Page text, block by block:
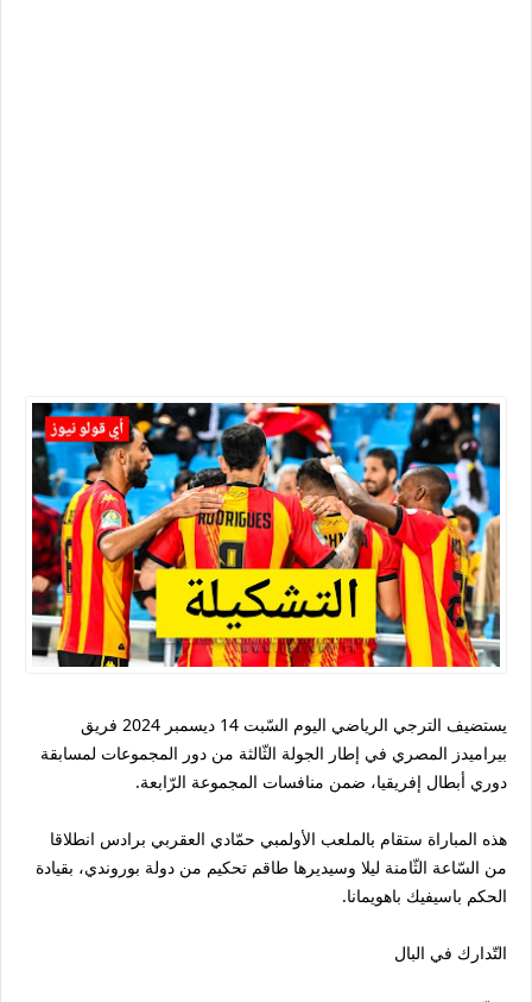
يستضيف الترجي الرياضي اليوم السّبت 14 ديسمبر 2024 فريق
بيراميدز المصري في إطار الجولة الثّالثة من دور المجموعات لمسابقة
دوري أبطال إفريقيا، ضمن منافسات المجموعة الرّابعة.
هذه المباراة ستقام بالملعب الأولمبي حمّادي العقربي برادس انطلاقا
من السّاعة الثّامنة ليلا وسيديرها طاقم تحكيم من دولة بوروندي، بقيادة
الحكم باسيفيك باهويمانا.
التّدارك في البال